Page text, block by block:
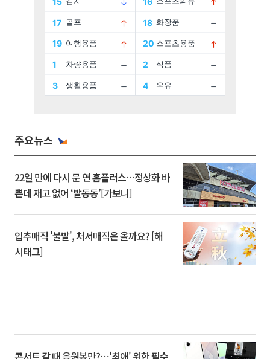
주요뉴스
22일 만에 다시 문 연 홈플러스…정상화 바
쁜데 재고 없어 ‘발동동’[가보니]
입추매직 '불발', 처서매직은 올까요? [해
시태그]
콘서트 갈 때 응원봉만?⋯'최애' 위한 필수